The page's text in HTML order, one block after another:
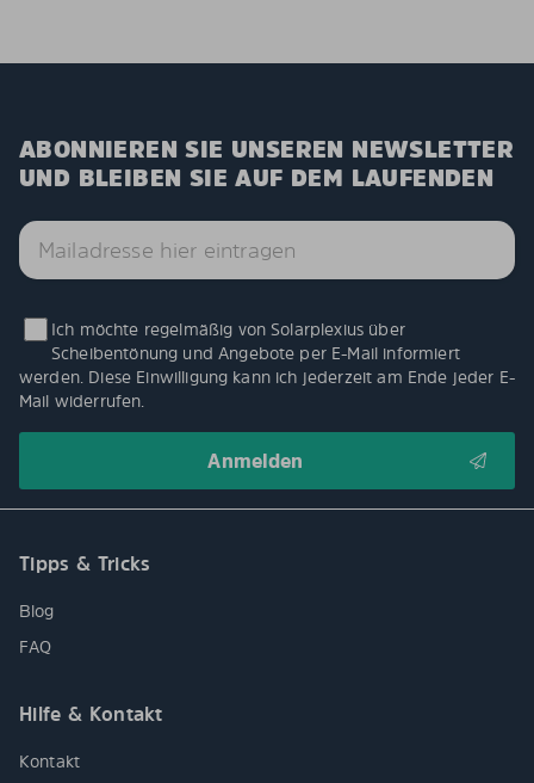
ABONNIEREN SIE UNSEREN NEWSLETTER
UND BLEIBEN SIE AUF DEM LAUFENDEN
Ich möchte regelmäßig von Solarplexius über
Scheibentönung und Angebote per E-Mail informiert
werden. Diese Einwilligung kann ich jederzeit am Ende jeder E-
Mail widerrufen.
Tipps & Tricks
Blog
FAQ
Hilfe & Kontakt
Kontakt